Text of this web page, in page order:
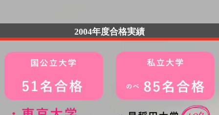
2004年度合格実績